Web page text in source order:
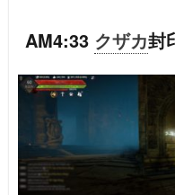
AM4:33 クザカ封